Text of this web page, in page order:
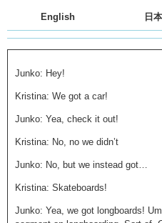
English 日
Junko: Hey!
Kristina: We got a car!
Junko: Yea, check it out!
Kristina: No, no we didn’t
Junko: No, but we instead got…
Kristina: Skateboards!
Junko: Yea, we got longboards!